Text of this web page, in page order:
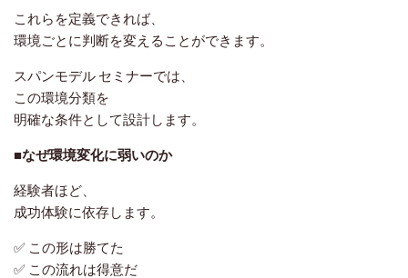
これらを定義できれば、
環境ごとに判断を変えることができます。
スパンモデル セミナーでは、
この環境分類を
明確な条件として設計します。
■なぜ環境変化に弱いのか
経験者ほど、
成功体験に依存します。
✅ この形は勝てた
✅ この流れは得意だ